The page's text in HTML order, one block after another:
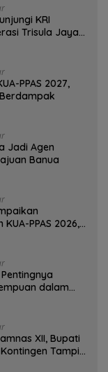
KRI
Trisula Jaya
PPAS 2027,
Jadi Agen
Banua
PPAS 2026,
dalam
XII, Bupati
Tampil